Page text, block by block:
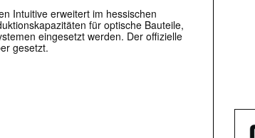
Intuitive erweitert im hessischen
für optische Bauteile,
eingesetzt werden. Der offizielle
gesetzt.